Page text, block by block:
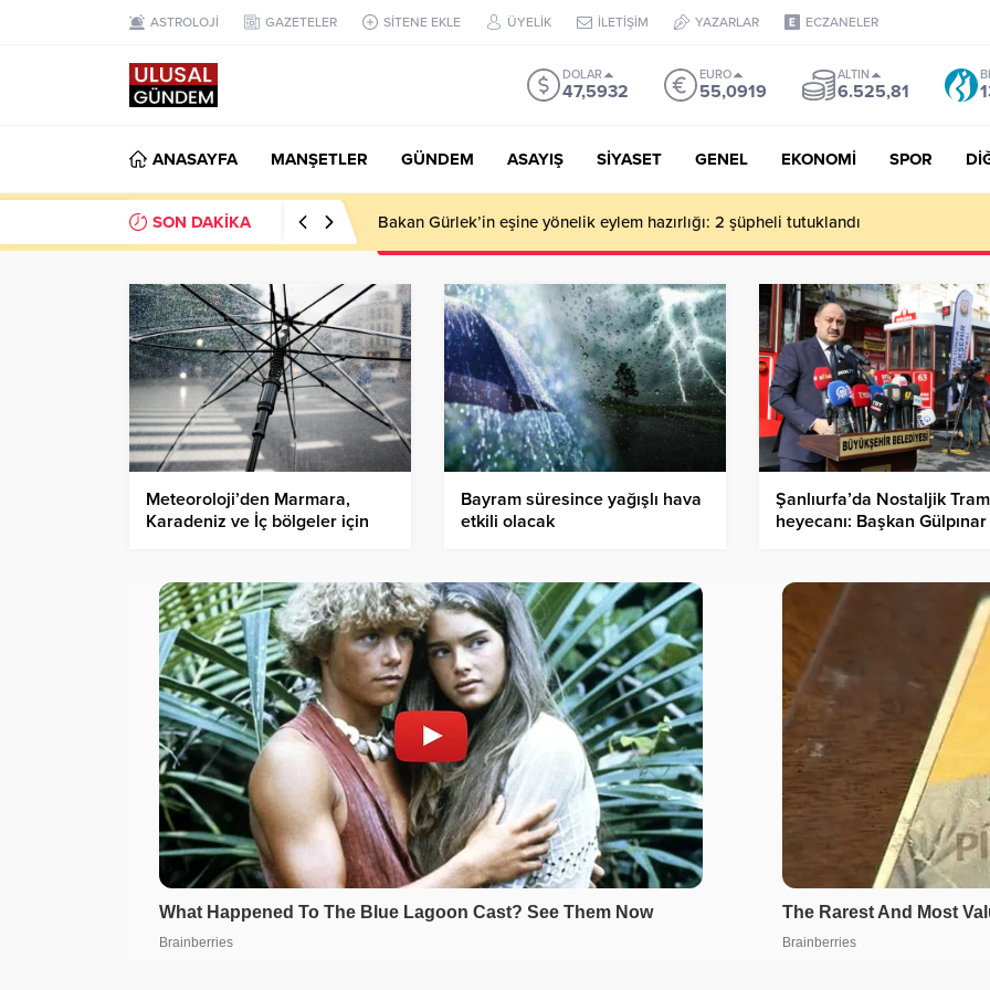
ASTROLOJİ GAZETELER SİTENE EKLE ÜYELİK İLETİŞİM YAZARLAR ECZANELER
DOLAR
47,5932
EURO
55,0919
ALTIN
6.525,81
ANASAYFA MANŞETLER GÜNDEM ASAYIŞ SİYASET GENEL EKONOMİ SPOR
SON DAKİKA Ahbap Derneği’nde milyonluk vurgun iddiası: Haluk Levent ve Ekibine gözaltı
Meteoroloji’den Marmara,
Karadeniz ve İç bölgeler için
Bayram süresince yağışlı hava
etkili olacak
Şanlıurfa’da Nostaljik
heyecanı: Başkan Gülpınar